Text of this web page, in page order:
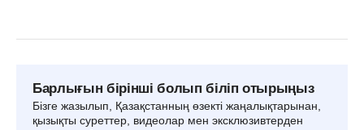
Барлығын бірінші болып біліп отырыңыз
Бізге жазылып, Қазақстанның өзекті жаңалықтарынан,
қызықты суреттер, видеолар мен эксклюзивтерден